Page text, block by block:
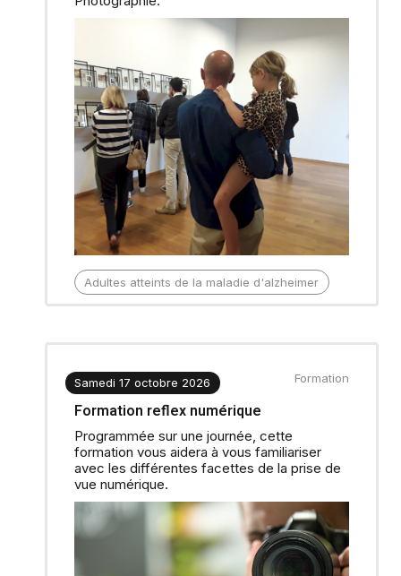
Adultes atteints de la maladie d'alzheimer
Samedi 17 octobre 2026
Formation reflex numérique
Programmée sur une journée, cette
formation vous aidera à vous familiariser
avec les différentes facettes de la prise de
vue numérique.
Formation